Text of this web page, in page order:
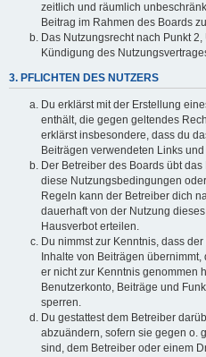
zeitlich und räumlich
Beitrag im Rahmen des Boards
Das Nutzungsrecht nach Punkt
Kündigung des
3. PFLICHTEN DES NUTZERS
Du erklärst mit der Erstellung
enthält, die gegen geltendes
erklärst insbesondere, dass du
Beiträgen verwendeten Links
Der Betreiber des Boards übt
diese Nutzungsbedingungen
Regeln kann der Betreiber dich
dauerhaft von der Nutzung
Hausverbot erteilen.
Du nimmst zur Kenntnis, dass
Inhalte von Beiträgen
er nicht zur Kenntnis genommen
Benutzerkonto, Beiträge und
sperren.
Du gestattest dem Betreiber
abzuändern, sofern sie gegen o.
sind, dem Betreiber oder einem